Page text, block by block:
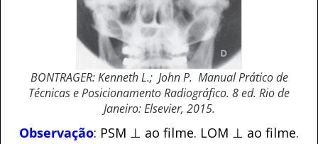
BONTRAGER: Kenneth L.; John P. Manual Prático de
Técnicas e Posicionamento Radiográfico. 8 ed. Rio de
Janeiro: Elsevier, 2015.
Observação: PSM ⊥ ao filme. LOM ⊥ ao filme.